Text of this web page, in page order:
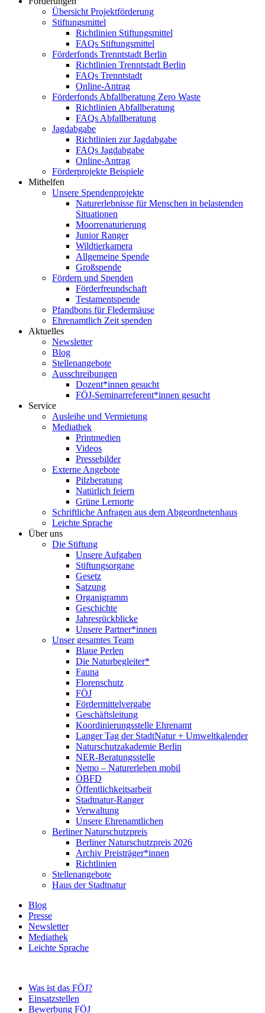
Übersicht Projektförderung
Stiftungsmittel
Richtlinien Stiftungsmittel
FAQs Stiftungsmittel
Förderfonds Trenntstadt Berlin
Richtlinien Trenntstadt Berlin
FAQs Trenntstadt
Online-Antrag
Förderfonds Abfallberatung Zero Waste
Richtlinien Abfallberatung
FAQs Abfallberatung
Jagdabgabe
Richtlinien zur Jagdabgabe
FAQs Jagdabgabe
Online-Antrag
Förderprojekte Beispiele
Mithelfen
Unsere Spendenprojekte
Naturerlebnisse für Menschen in belastenden
Situationen
Moorrenaturierung
Junior Ranger
Wildtierkamera
Allgemeine Spende
Großspende
Fördern und Spenden
Förderfreundschaft
Testamentspende
Pfandbons für Fledermäuse
Ehrenamtlich Zeit spenden
Aktuelles
Newsletter
Blog
Stellenangebote
Ausschreibungen
Dozent*innen gesucht
FÖJ-Seminarreferent*innen gesucht
Service
Ausleihe und Vermietung
Mediathek
Printmedien
Videos
Pressebilder
Externe Angebote
Pilzberatung
Natürlich feiern
Grüne Lernorte
Schriftliche Anfragen aus dem Abgeordnetenhaus
Leichte Sprache
Über uns
Die Stiftung
Unsere Aufgaben
Stiftungsorgane
Gesetz
Satzung
Organigramm
Geschichte
Jahresrückblicke
Unsere Partner*innen
Unser gesamtes Team
Blaue Perlen
Die Naturbegleiter*
Fauna
Florenschutz
FÖJ
Fördermittelvergabe
Geschäftsleitung
Koordinierungsstelle Ehrenamt
Langer Tag der StadtNatur + Umweltkalender
Naturschutzakademie Berlin
NER-Beratungsstelle
Nemo – Naturerleben mobil
ÖBFD
Öffentlichkeitsarbeit
Stadtnatur-Ranger
Verwaltung
Unsere Ehrenamtlichen
Berliner Naturschutzpreis
Berliner Naturschutzpreis 2026
Archiv Preisträger*innen
Richtlinien
Stellenangebote
Haus der Stadtnatur
Blog
Presse
Newsletter
Mediathek
Leichte Sprache
Was ist das FÖJ?
Einsatzstellen
Bewerbung FÖJ